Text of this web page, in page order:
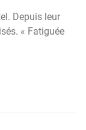
Depuis leur
« Fatiguée